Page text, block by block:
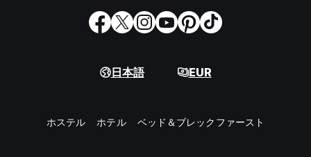
日本語 EUR
ホステル ホテル ベッド＆ブレックファースト